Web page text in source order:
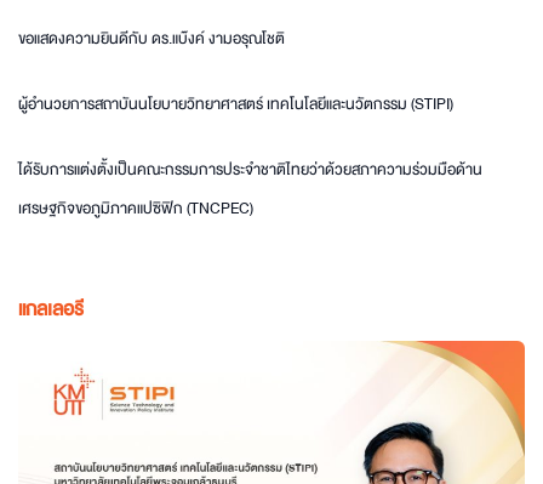
ขอแสดงความยินดีกับ ดร.แบ๊งค์ งามอรุณโชติ
ผู้อำนวยการสถาบันนโยบายวิทยาศาสตร์ เทคโนโลยีและนวัตกรรม (STIPI)
ได้รับการแต่งตั้งเป็นคณะกรรมการประจำชาติไทยว่าด้วยสภาความร่วมมือด้าน
เศรษฐกิจขอภูมิภาคแปซิฟิก (TNCPEC)
แกลเลอรี